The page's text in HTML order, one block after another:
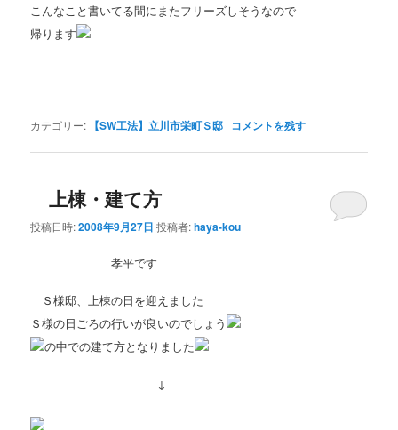
こんなこと書いてる間にまたフリーズしそうなので
帰ります
カテゴリー: 【SW工法】立川市栄町Ｓ邸 | コメントを残す
上棟・建て方
投稿日時:2008年9月27日 投稿者:haya-kou
孝平です
Ｓ様邸、上棟の日を迎えました
Ｓ様の日ごろの行いが良いのでしょう
の中での建て方となりました
↓